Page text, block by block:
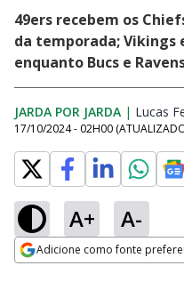
49ers recebem os
da temporada; Vikings
enquanto Bucs e
JARDA POR JARDA | Lucas
17/10/2024 - 02H00
A+ A-
Adicione como fonte